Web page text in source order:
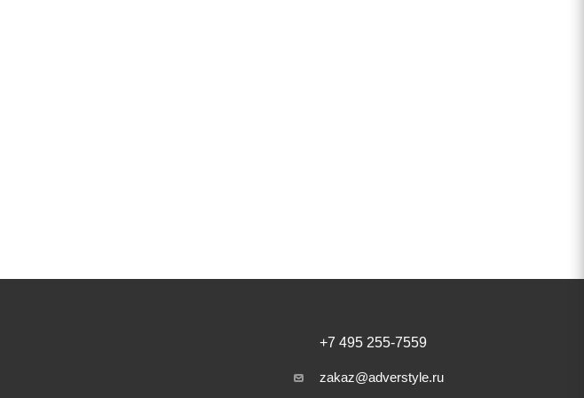
+7 495 255-7559
zakaz@adverstyle.ru